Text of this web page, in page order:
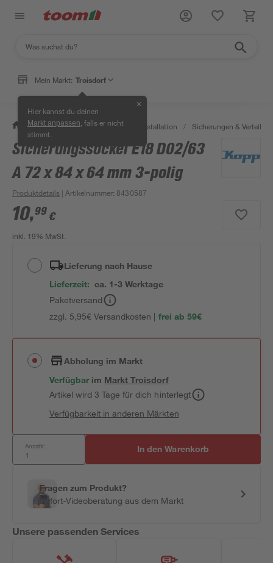
Mein Markt: Troisdorf
Hier kannst du deinen
Markt anpassen , falls er nicht
stimmt.
✕
/ Bauen & Renovieren / Elektroinstallation / Sicherungen &
Sicherungssockel E18 D02/63
A 72 x 84 x 64 mm 3-polig
Produktdetails | Artikelnummer: 8430587
10,99 €
inkl. 19% MwSt.
Lieferung nach Hause
Lieferzeit: ca. 1-3 Werktage
Paketversand
zzgl. 5,95€ Versandkosten | frei ab 59€
Abholung im Markt
Verfügbar im MarktTroisdorf
Artikel wird 3 Tage für dich hinterlegt
Verfügbarkeit in anderen Märkten
Anzahl: In den Warenkorb
Fragen zum Produkt?
Sofort-Videoberatung aus dem Markt
Unsere passenden Services